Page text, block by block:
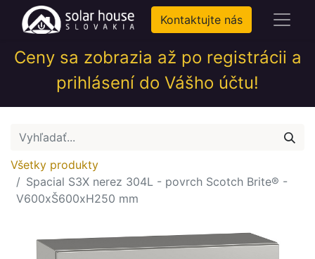
Kontaktujte nás
Ceny sa zobrazia až po registrácii a
prihlásení do Vášho účtu!
Všetky produkty
Spacial S3X nerez 304L - povrch Scotch Brite® -
V600xŠ600xH250 mm